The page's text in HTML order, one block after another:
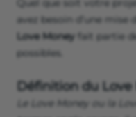
Quel que soit votre
avez besoin d’une
Love Money fait partie
possibles.
Définition du Love
Le Love Money ou la